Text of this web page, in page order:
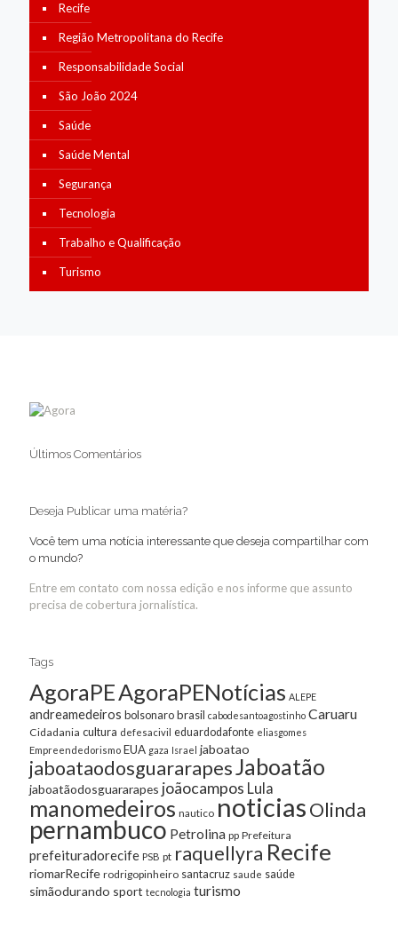
Recife
Região Metropolitana do Recife
Responsabilidade Social
São João 2024
Saúde
Saúde Mental
Segurança
Tecnologia
Trabalho e Qualificação
Turismo
Últimos Comentários
Deseja Publicar uma matéria?
Você tem uma notícia interessante que deseja compartilhar com
o mundo?
Entre em contato com nossa edição e nos informe que assunto
precisa de cobertura jornalística.
Tags
AgoraPEAgoraPENotícias ALEPE
andreamedeiros bolsonarobrasil cabodesantoagostinho Caruaru
Cidadania cultura defesacivil eduardodafonte eliasgomes
Empreendedorismo EUA gaza Israel jaboatao
jaboataodosguararapesJaboatão
jaboatãodosguararapes joãocampos Lula
manomedeiros nautico noticiasOlinda
pernambuco Petrolina pp Prefeitura
prefeituradorecife PSB pt raquellyra Recife
riomarRecife rodrigopinheiro santacruz saude saúde
simãodurando sport tecnologia turismo